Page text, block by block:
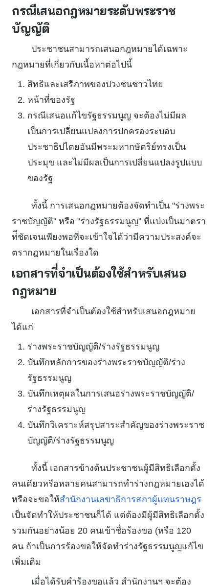
กรณีเสนอกฎหมายระดับพระราช
บัญญัติ
ประชาชนสามารถเสนอกฎหมายได้เฉพาะ
กฎหมายที่เกี่ยวกับเนื้อหาต่อไปนี้
สิทธิและเสรีภาพของปวงชนชาวไทย
หน้าที่ของรัฐ
กรณีเสนอแก้ไขรัฐธรรมนูญ จะต้องไม่มีผล
เป็นการเปลี่ยนแปลงการปกครองระบอบ
ประชาธิปไตยอันมีพระมหากษัตริย์ทรงเป็น
ประมุข และไม่มีผลเป็นการเปลี่ยนแปลงรูปแบบ
ของรัฐ
ทั้งนี้ การเสนอกฎหมายต้องจัดทำเป็น "ร่างพระ
ราชบัญญัติ" หรือ "ร่างรัฐธรรมนูญ" ที่แบ่งเป็นมาตรา
ท่ีชัดเจนเพียงพอที่จะเข้าใจได้ว่ามีความประสงค์จะ
ตรากฎหมายในเรื่องใด
เอกสารที่จำเป็นต้องใช้สำหรับเสนอ
กฎหมาย
เอกสารที่จำเป็นต้องใช้สำหรับเสนอกฎหมาย
ได้แก่
ร่างพระราชบัญญัติ/ร่างรัฐธรรมนูญ
บันทึกหลักการของร่างพระราชบัญญัติ/ร่าง
รัฐธรรมนูญ
บันทึกเหตุผลในการเสนอร่างพระราชบัญญัติ/
ร่างรัฐธรรมนูญ
บันทึกวิเคราะห์สรุปสาระสำคัญของร่างพระราช
บัญญัติ/ร่างรัฐธรรมนูญ
ทั้งนี้ เอกสารข้างต้นประชาชนผู้มีสิทธิเลือกตั้ง
คนเดียวหรือหลายคนสามารถทำร่างกฎหมายเองได้
หรือจะขอให้สำนักงานเลขาธิการสภาผู้แทนราษฎร
เป็นจัดทำให้ประชาชนก็ได้ แต่ต้องมีผู้มีสิทธิเลือกตั้ง
รวมกันอย่างน้อย 20 คนเข้าชื่อร้องขอ (หรือ 120
คน ถ้าเป็นการร้องขอให้จัดทำร่างรัฐธรรมนูญแก้ไข
เพิ่มเติม
เมื่อได้รับคำร้องขอแล้ว สำนักงานฯ จะต้อง